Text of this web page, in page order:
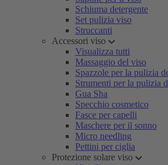
Schiuma detergente
Set pulizia viso
Struccanti
Accessori viso
Visualizza tutti
Massaggio del viso
Spazzole per la pulizia
Strumenti per la pulizia
Gua Sha
Specchio cosmetico
Fasce per capelli
Maschere per il sonno
Micro needling
Pettini per ciglia
Protezione solare viso